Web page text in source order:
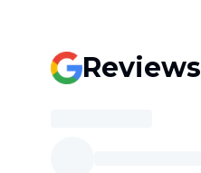
Reviews